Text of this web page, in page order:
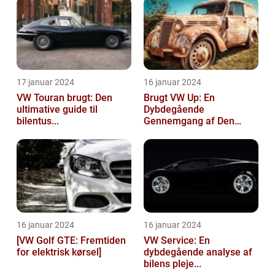
17 januar 2024
VW Touran brugt: Den
ultimative guide til
bilentus...
16 januar 2024
Brugt VW Up: En
Dybdegående
Gennemgang af Den
16 januar 2024
[VW Golf GTE: Fremtiden
for elektrisk kørsel]
16 januar 2024
VW Service: En
dybdegående analyse af
bilens pleje...